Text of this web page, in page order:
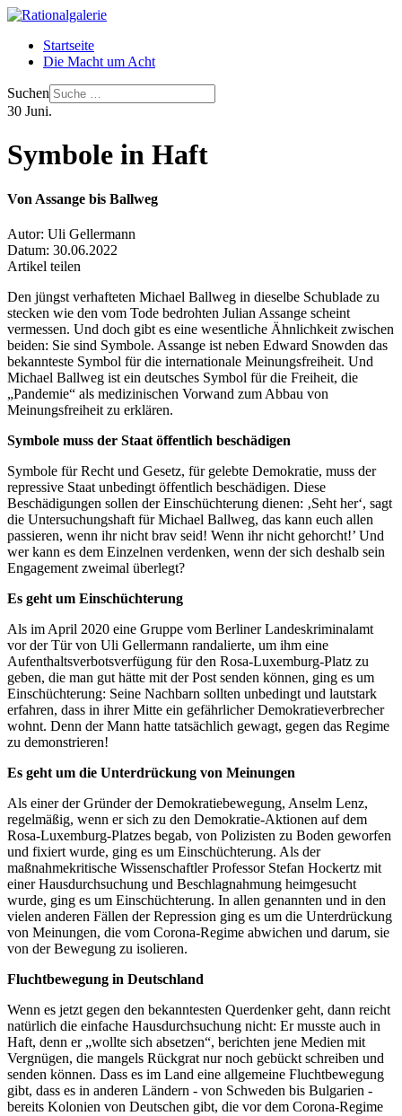
Startseite
Die Macht um Acht
Suchen
30 Juni.
Symbole in Haft
Von Assange bis Ballweg
Autor: Uli Gellermann
Datum: 30.06.2022
Artikel teilen
Den jüngst verhafteten Michael Ballweg in dieselbe Schublade zu
stecken wie den vom Tode bedrohten Julian Assange scheint
vermessen. Und doch gibt es eine wesentliche Ähnlichkeit zwischen
beiden: Sie sind Symbole. Assange ist neben Edward Snowden das
bekannteste Symbol für die internationale Meinungsfreiheit. Und
Michael Ballweg ist ein deutsches Symbol für die Freiheit, die
„Pandemie“ als medizinischen Vorwand zum Abbau von
Meinungsfreiheit zu erklären.
Symbole muss der Staat öffentlich beschädigen
Symbole für Recht und Gesetz, für gelebte Demokratie, muss der
repressive Staat unbedingt öffentlich beschädigen. Diese
Beschädigungen sollen der Einschüchterung dienen: ‚Seht her‘, sagt
die Untersuchungshaft für Michael Ballweg, das kann euch allen
passieren, wenn ihr nicht brav seid! Wenn ihr nicht gehorcht!’ Und
wer kann es dem Einzelnen verdenken, wenn der sich deshalb sein
Engagement zweimal überlegt?
Es geht um Einschüchterung
Als im April 2020 eine Gruppe vom Berliner Landeskriminalamt
vor der Tür von Uli Gellermann randalierte, um ihm eine
Aufenthaltsverbotsverfügung für den Rosa-Luxemburg-Platz zu
geben, die man gut hätte mit der Post senden können, ging es um
Einschüchterung: Seine Nachbarn sollten unbedingt und lautstark
erfahren, dass in ihrer Mitte ein gefährlicher Demokratieverbrecher
wohnt. Denn der Mann hatte tatsächlich gewagt, gegen das Regime
zu demonstrieren!
Es geht um die Unterdrückung von Meinungen
Als einer der Gründer der Demokratiebewegung, Anselm Lenz,
regelmäßig, wenn er sich zu den Demokratie-Aktionen auf dem
Rosa-Luxemburg-Platzes begab, von Polizisten zu Boden geworfen
und fixiert wurde, ging es um Einschüchterung. Als der
maßnahmekritische Wissenschaftler Professor Stefan Hockertz mit
einer Hausdurchsuchung und Beschlagnahmung heimgesucht
wurde, ging es um Einschüchterung. In allen genannten und in den
vielen anderen Fällen der Repression ging es um die Unterdrückung
von Meinungen, die vom Corona-Regime abwichen und darum, sie
von der Bewegung zu isolieren.
Fluchtbewegung in Deutschland
Wenn es jetzt gegen den bekanntesten Querdenker geht, dann reicht
natürlich die einfache Hausdurchsuchung nicht: Er musste auch in
Haft, denn er „wollte sich absetzen“, berichten jene Medien mit
Vergnügen, die mangels Rückgrat nur noch gebückt schreiben und
senden können. Dass es im Land eine allgemeine Fluchtbewegung
gibt, dass es in anderen Ländern - von Schweden bis Bulgarien -
bereits Kolonien von Deutschen gibt, die vor dem Corona-Regime